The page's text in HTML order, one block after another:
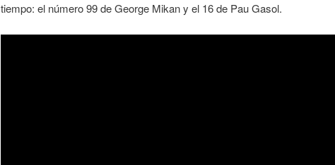
tiempo: el número 99 de George Mikan y el 16 de Pau Gasol.